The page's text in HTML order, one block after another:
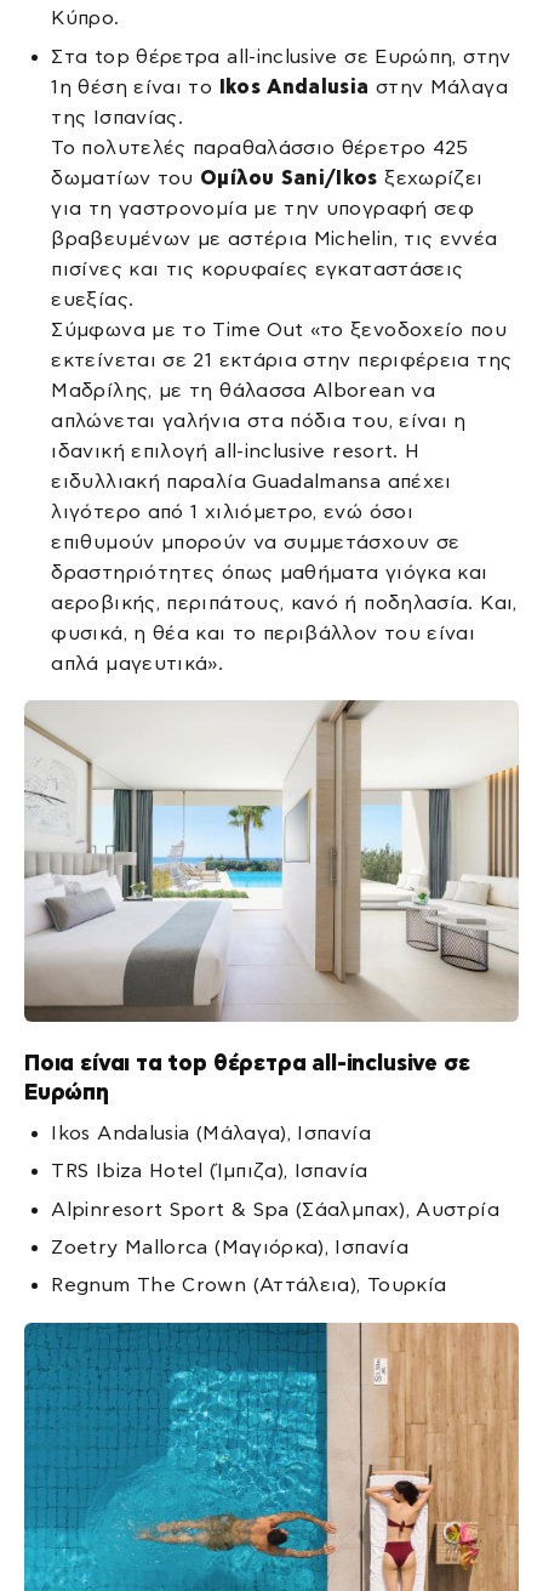
Κύπρο.
Στα top θέρετρα all-inclusive σε Ευρώπη, στην
1η θέση είναι το
Ikos Andalusia στην Μάλαγα
της Ισπανίας.
Το πολυτελές παραθαλάσσιο θέρετρο 425
δωματίων του Ομίλου Sani/Ikos ξεχωρίζει
για τη γαστρονομία με την υπογραφή σεφ
βραβευμένων με αστέρια Michelin, τις εννέα
πισίνες και τις κορυφαίες εγκαταστάσεις
ευεξίας.
Σύμφωνα με το Time Out «το ξενοδοχείο που
εκτείνεται σε 21 εκτάρια στην περιφέρεια της
Μαδρίλης, με τη θάλασσα Alborean να
απλώνεται γαλήνια στα πόδια του, είναι η
ιδανική επιλογή all-inclusive resort. Η
ειδυλλιακή παραλία Guadalmansa απέχει
λιγότερο από 1 χιλιόμετρο, ενώ όσοι
επιθυμούν μπορούν να συμμετάσχουν σε
δραστηριότητες όπως μαθήματα γιόγκα και
αεροβικής, περιπάτους, κανό ή ποδηλασία. Και,
φυσικά, η θέα και το περιβάλλον του είναι
απλά μαγευτικά».
Ποια είναι τα top θέρετρα all-inclusive σε
Ευρώπη
Ikos Andalusia (Μάλαγα), Ισπανία
TRS Ibiza Hotel (Ίμπιζα), Ισπανία
Alpinresort Sport & Spa (Σάαλμπαχ), Αυστρία
Zoetry Mallorca (Μαγιόρκα), Ισπανία
Regnum The Crown (Αττάλεια), Τουρκία